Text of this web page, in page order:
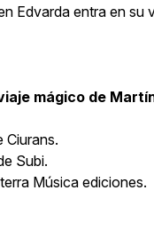
Edvarda entra en su
mágico de
Ciurans.
Subi.
Música ediciones.